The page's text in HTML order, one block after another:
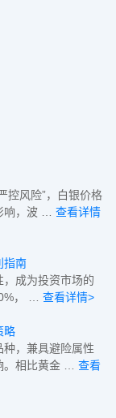
控风险”，白银价格
响，波 … 查看详情
指南
成为投资市场的
， … 查看详情>
略
，兼具避险属性
。相比黄金 … 查看